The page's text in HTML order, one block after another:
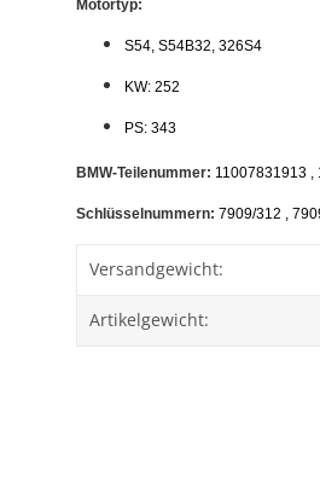
Motortyp:
S54, S54B32, 326S4
KW: 252
PS: 343
BMW-Teilenummer: 11007831913 ,
Schlüsselnummern: 7909/312 ,
Versandgewicht:
Artikelgewicht: